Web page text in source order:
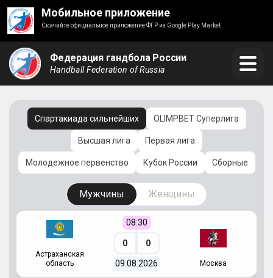
Мобильное приложение
Скачайте официальное приложение ФГР из Google Play Market
Федерация гандбола России
Handball Federation of Russia
Спартакиада сильнейших OLIMPBET Суперлига
Высшая лига Первая лига
Молодежное первенство Кубок России Сборные
Мужчины Женщины
Астраханская
область
08:30
0 0
09.08.2026 Москва